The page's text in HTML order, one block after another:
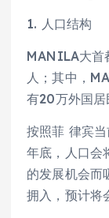
1. 人口结构
MANILA大首
人；其中，
有20万外国居
按照菲 律宾
年底，人口会
的发展机会而
拥入，预计将